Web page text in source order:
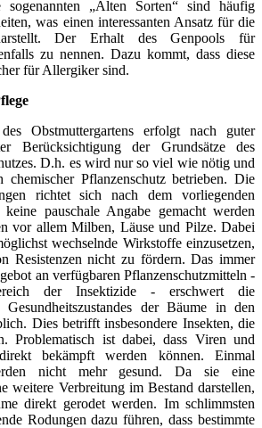
„Alten Sorten“ sind häufig
was einen interessanten Ansatz für die
darstellt. Der Erhalt des Genpools für
zu nennen. Dazu kommt, dass diese
für Allergiker sind.
Obstmuttergartens erfolgt nach guter
Berücksichtigung der Grundsätze des
D.h. es wird nur so viel wie nötig und
Pflanzenschutz betrieben. Die
richtet sich nach dem vorliegenden
pauschale Angabe gemacht werden
vor allem Milben, Läuse und Pilze. Dabei
wechselnde Wirkstoffe einzusetzen,
Resistenzen nicht zu fördern. Das immer
an verfügbaren Pflanzenschutzmitteln -
der Insektizide - erschwert die
Gesundheitszustandes der Bäume in den
Dies betrifft insbesondere Insekten, die
Problematisch ist dabei, dass Viren und
bekämpft werden können. Einmal
nicht mehr gesund. Da sie eine
weitere Verbreitung im Bestand darstellen,
direkt gerodet werden. Im schlimmsten
Rodungen dazu führen, dass bestimmte